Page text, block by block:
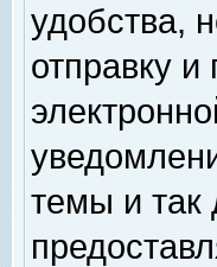
удобства,
отправку
темы и так